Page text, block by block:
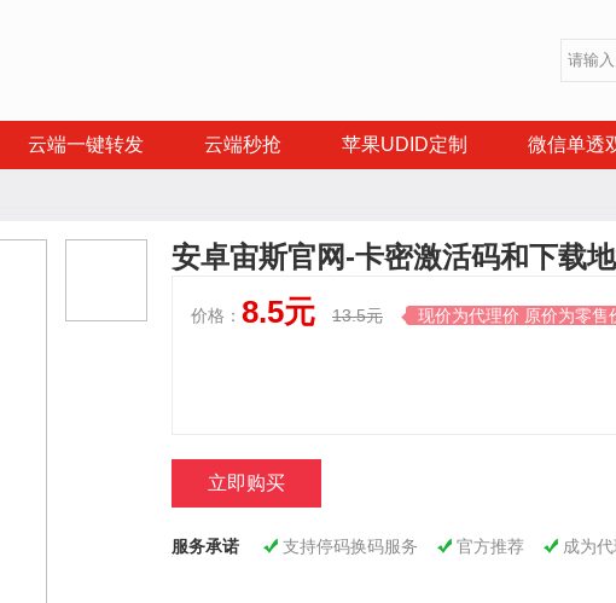
云端一键转发 云端秒抢 苹果UDID定制 微信单透
安卓宙斯官网-卡密激活码和下载
价格： 8.5元 13.5元  现价为代理价 原价为零售
立即购买
服务承诺  支持停码换码服务  官方推荐  成为